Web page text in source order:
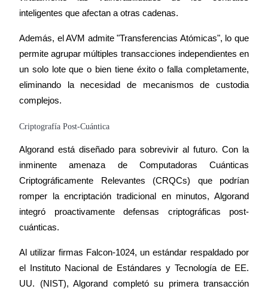
inteligentes que afectan a otras cadenas.
Además, el AVM admite "Transferencias Atómicas", lo que
permite agrupar múltiples transacciones independientes en
un solo lote que o bien tiene éxito o falla completamente,
eliminando la necesidad de mecanismos de custodia
complejos.
Criptografía Post-Cuántica
Algorand está diseñado para sobrevivir al futuro. Con la
inminente amenaza de Computadoras Cuánticas
Criptográficamente Relevantes (CRQCs) que podrían
romper la encriptación tradicional en minutos, Algorand
integró proactivamente defensas criptográficas post-
cuánticas.
Al utilizar firmas Falcon-1024, un estándar respaldado por
el Instituto Nacional de Estándares y Tecnología de EE.
UU. (NIST), Algorand completó su primera transacción